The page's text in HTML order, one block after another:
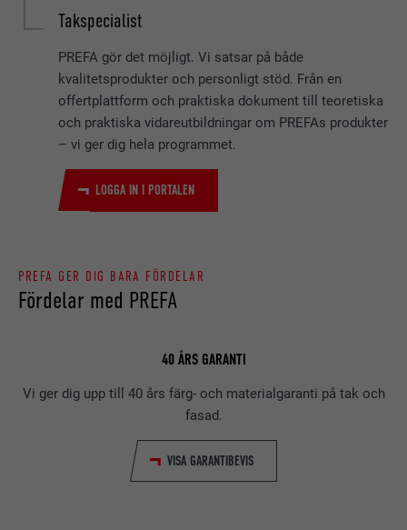
Takspecialist
PREFA gör det möjligt. Vi satsar på både
kvalitetsprodukter och personligt stöd. Från en
offertplattform och praktiska dokument till teoretiska
och praktiska vidareutbildningar om PREFAs produkter
– vi ger dig hela programmet.
LOGGA IN I PORTALEN
Fördelar med PREFA
PREFA GER DIG BARA FÖRDELAR
40 ÅRS GARANTI
Vi ger dig upp till 40 års färg- och materialgaranti på tak och
fasad.
VISA GARANTIBEVIS